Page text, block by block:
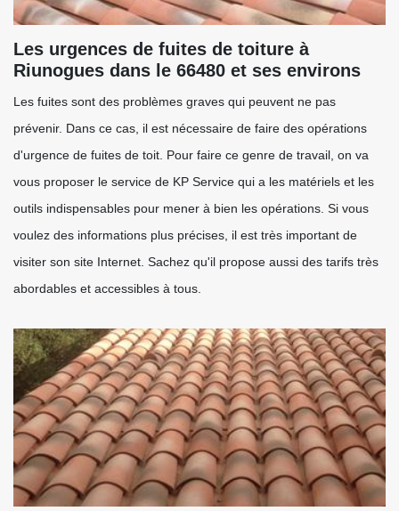
Les urgences de fuites de toiture à
Riunogues dans le 66480 et ses environs
Les fuites sont des problèmes graves qui peuvent ne pas
prévenir. Dans ce cas, il est nécessaire de faire des opérations
d'urgence de fuites de toit. Pour faire ce genre de travail, on va
vous proposer le service de KP Service qui a les matériels et les
outils indispensables pour mener à bien les opérations. Si vous
voulez des informations plus précises, il est très important de
visiter son site Internet. Sachez qu'il propose aussi des tarifs très
abordables et accessibles à tous.